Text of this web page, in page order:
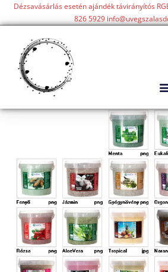
Dézsavásárlás esetén ajándék távirányítós
826 5929